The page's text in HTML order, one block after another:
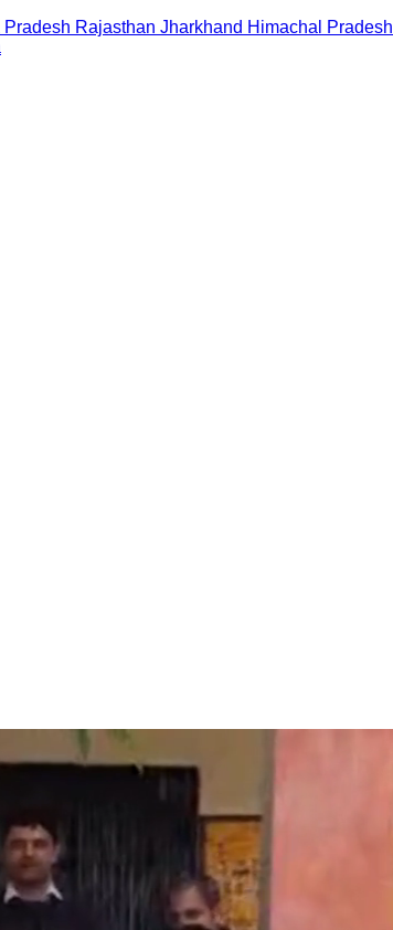
Pradesh Rajasthan Jharkhand Himachal Pradesh